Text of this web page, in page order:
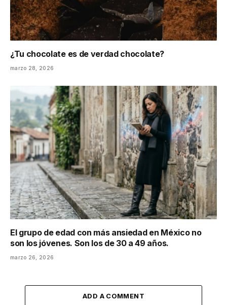
¿Tu chocolate es de verdad chocolate?
marzo 28, 2026
El grupo de edad con más ansiedad en México no
son los jóvenes. Son los de 30 a 49 años.
marzo 26, 2026
ADD A COMMENT